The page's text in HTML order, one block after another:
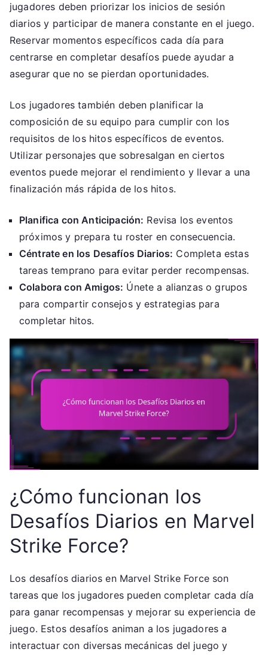
jugadores deben priorizar los inicios de sesión
diarios y participar de manera constante en el juego.
Reservar momentos específicos cada día para
centrarse en completar desafíos puede ayudar a
asegurar que no se pierdan oportunidades.
Los jugadores también deben planificar la
composición de su equipo para cumplir con los
requisitos de los hitos específicos de eventos.
Utilizar personajes que sobresalgan en ciertos
eventos puede mejorar el rendimiento y llevar a una
finalización más rápida de los hitos.
Planifica con Anticipación: Revisa los eventos
próximos y prepara tu roster en consecuencia.
Céntrate en los Desafíos Diarios: Completa estas
tareas temprano para evitar perder recompensas.
Colabora con Amigos: Únete a alianzas o grupos
para compartir consejos y estrategias para
completar hitos.
¿Cómo funcionan los
Desafíos Diarios en Marvel
Strike Force?
Los desafíos diarios en Marvel Strike Force son
tareas que los jugadores pueden completar cada día
para ganar recompensas y mejorar su experiencia de
juego. Estos desafíos animan a los jugadores a
interactuar con diversas mecánicas del juego y